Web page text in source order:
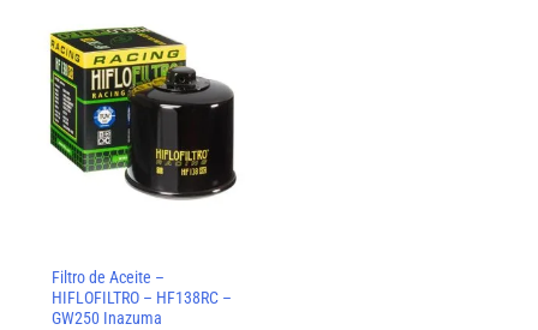
Filtro de Aceite –
HIFLOFILTRO – HF138RC –
GW250 Inazuma